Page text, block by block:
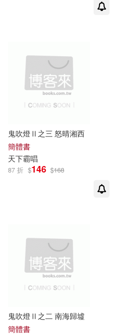
鬼吹燈Ⅱ之三 怒晴湘西
簡體書
天下霸唱
87 折 $146 $168
鬼吹燈Ⅱ之二 南海歸墟
簡體書